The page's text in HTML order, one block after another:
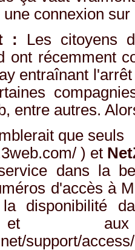
une connexion
: Les citoyens
ont récemment
entraînant
entre autres.
que seuls
) et
dans la
d'accès à
disponibilité
et
support/